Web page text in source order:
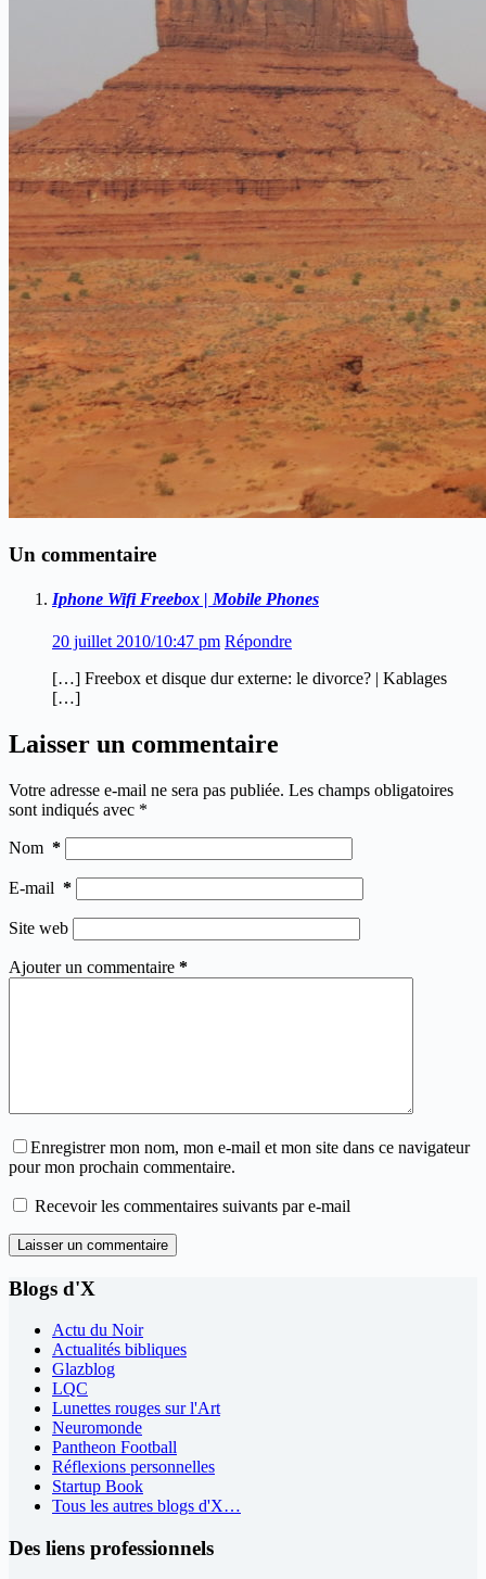
Un commentaire
Iphone Wifi Freebox | Mobile Phones
20 juillet 2010/10:47 pm Répondre
[…] Freebox et disque dur externe: le divorce? | Kablages
[…]
Laisser un commentaire
Votre adresse e-mail ne sera pas publiée. Les champs obligatoires
sont indiqués avec *
Nom *
E-mail *
Site web
Ajouter un commentaire *
Enregistrer mon nom, mon e-mail et mon site dans ce navigateur
pour mon prochain commentaire.
Recevoir les commentaires suivants par e-mail
Laisser un commentaire
Blogs d'X
Actu du Noir
Actualités bibliques
Glazblog
LQC
Lunettes rouges sur l'Art
Neuromonde
Pantheon Football
Réflexions personnelles
Startup Book
Tous les autres blogs d'X…
Des liens professionnels